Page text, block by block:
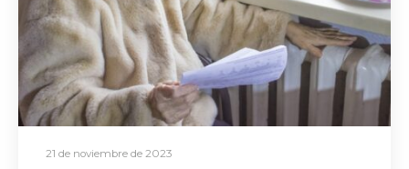
21 de noviembre de 2023